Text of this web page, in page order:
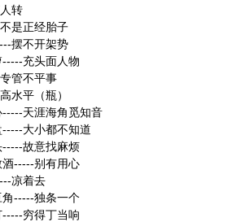
转
是正经胎子
摆不开架势
充头面人物
管不平事
水平（瓶）
天涯海角觅知音
大小都不知道
故意找麻烦
-----别有用心
凉着去
-----独条一个
穷得丁当响